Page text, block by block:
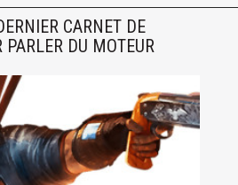
CARNET DE
PARLER DU MOTEUR